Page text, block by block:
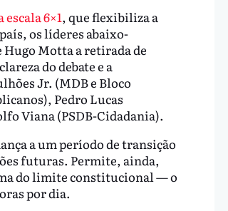
escala 6×1, que flexibiliza a
os líderes abaixo-
Motta a retirada de
do debate e a
Jr. (MDB e Bloco
Pedro Lucas
Viana (PSDB-Cidadania).
a um período de transição
futuras. Permite, ainda,
do limite constitucional — o
por dia.